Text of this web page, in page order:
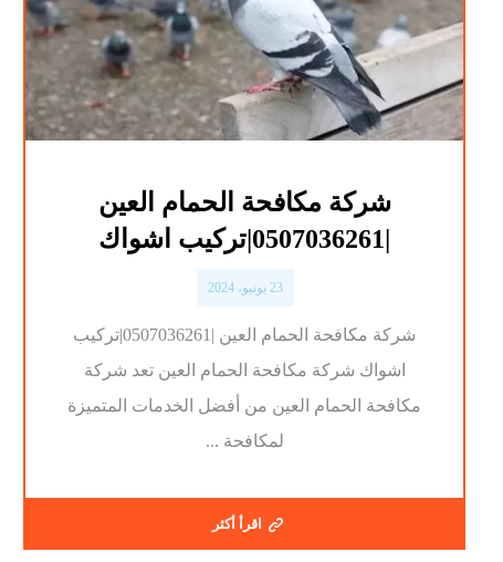
شركة مكافحة الحمام العين
|0507036261|تركيب اشواك
23 يونيو، 2024
شركة مكافحة الحمام العين |0507036261|تركيب
اشواك شركة مكافحة الحمام العين تعد شركة
مكافحة الحمام العين من أفضل الخدمات المتميزة
لمكافحة ...
اقرأ أكثر